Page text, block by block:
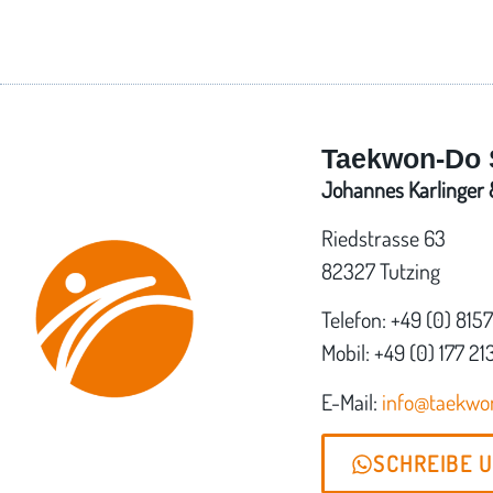
Taekwon-
Johannes Karlinger
Riedstrasse 63
82327 Tutzing
Telefon: +49 (0)
Mobil: +49 (0) 177
E-Mail:
SCHREIBE